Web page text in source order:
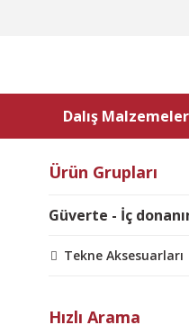
Dalış
Ürün Grupları
Güverte - İç
Tekne Aksesuarları
Hızlı Arama